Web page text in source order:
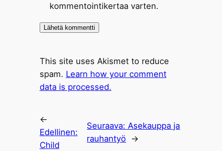
kommentointikertaa varten.
This site uses Akismet to reduce
spam. Learn how your comment
data is processed.
←
Edellinen:
Child
Seuraava:Asekauppa ja
rauhantyö →